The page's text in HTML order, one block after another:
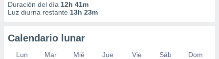
Duración del día 12h 41m
Luz diurna restante 13h 23m
Calendario lunar
Lun Mar Mié Jue Vie Sáb
Dom